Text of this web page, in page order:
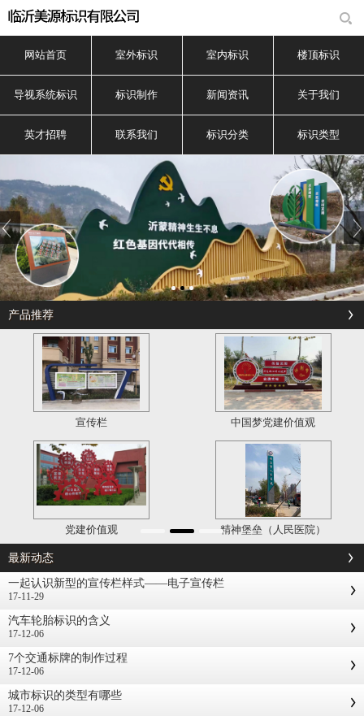
网站首页 室外标识 室内标识 楼顶标识
导视系统标识 标识制作 新闻资讯 关于我们
英才招聘 联系我们 标识分类 标识类型
产品推荐
宣传栏 中国梦党建价值观
党建价值观 精神堡垒（人民医院）
最新动态
一起认识新型的宣传栏样式——电子宣传栏
17-11-29
汽车轮胎标识的含义
17-12-06
7个交通标牌的制作过程
17-12-06
城市标识的类型有哪些
17-12-06